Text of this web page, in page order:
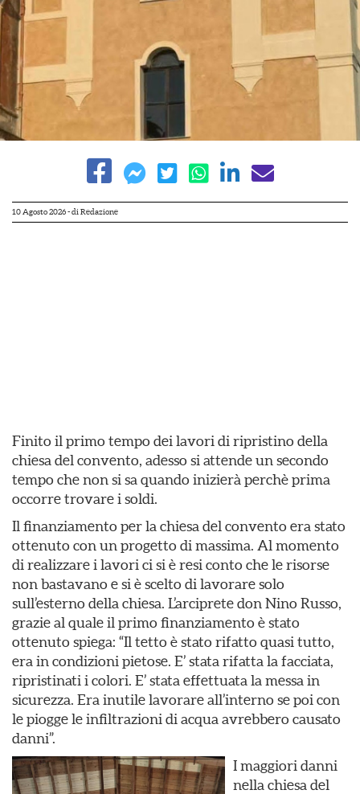
10 Agosto 2026- di Redazione
Finito il primo tempo dei lavori di ripristino della
chiesa del convento, adesso si attende un secondo
tempo che non si sa quando inizierà perchè prima
occorre trovare i soldi.
Il finanziamento per la chiesa del convento era stato
ottenuto con un progetto di massima. Al momento
di realizzare i lavori ci si è resi conto che le risorse
non bastavano e si è scelto di lavorare solo
sull’esterno della chiesa. L’arciprete don Nino Russo,
grazie al quale il primo finanziamento è stato
ottenuto spiega: “Il tetto è stato rifatto quasi tutto,
era in condizioni pietose. E’ stata rifatta la facciata,
ripristinati i colori. E’ stata effettuata la messa in
sicurezza. Era inutile lavorare all’interno se poi con
le piogge le infiltrazioni di acqua avrebbero causato
danni”.
I maggiori danni
nella chiesa del